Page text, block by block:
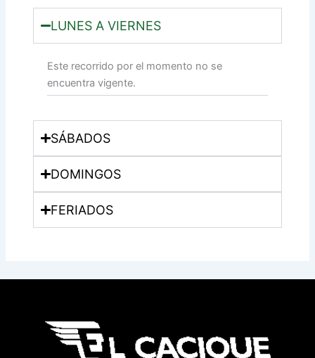
LUNES A VIERNES
Este recorrido por el momento no se
encuentra vigente.
SÁBADOS
DOMINGOS
FERIADOS